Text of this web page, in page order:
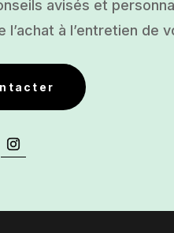
avisés et
à l’entretien de